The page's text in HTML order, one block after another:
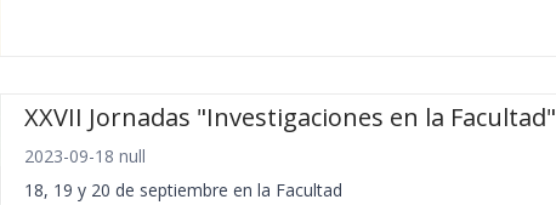
XXVII Jornadas "Investigaciones en la Facultad"
2023-09-18 null
18, 19 y 20 de septiembre en la Facultad